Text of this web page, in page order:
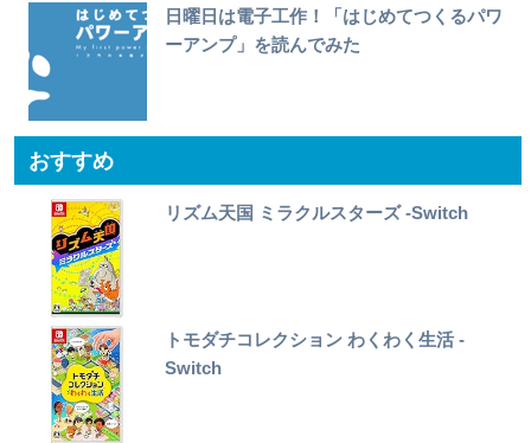
日曜日は電子工作！「はじめてつくるパワ
ーアンプ」を読んでみた
おすすめ
リズム天国 ミラクルスターズ -Switch
トモダチコレクション わくわく生活 -
Switch